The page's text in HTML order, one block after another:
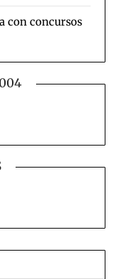
con concursos